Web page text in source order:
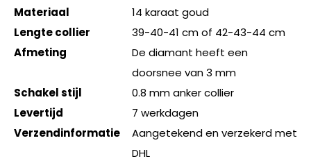
Materiaal
14 karaat goud
Lengte collier
39-40-41 cm of 42-43-44 cm
Afmeting
De diamant heeft een
doorsnee van 3 mm
Schakel stijl
0.8 mm anker collier
Levertijd
7 werkdagen
Verzendinformatie
Aangetekend en verzekerd met
DHL